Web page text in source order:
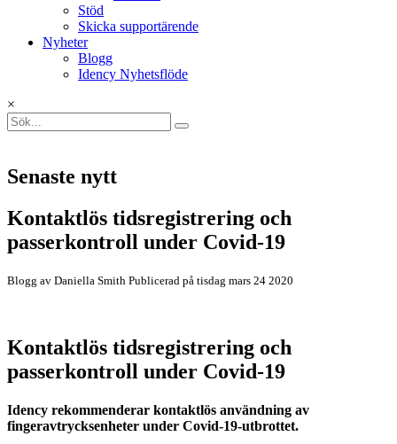
Stöd
Skicka supportärende
Nyheter
Blogg
Idency Nyhetsflöde
×
Senaste nytt
Kontaktlös tidsregistrering och
passerkontroll under Covid-19
Blogg av Daniella Smith Publicerad på tisdag mars 24 2020
Kontaktlös tidsregistrering och
passerkontroll under Covid-19
Idency rekommenderar kontaktlös användning av
fingeravtrycksenheter under Covid-19-utbrottet.